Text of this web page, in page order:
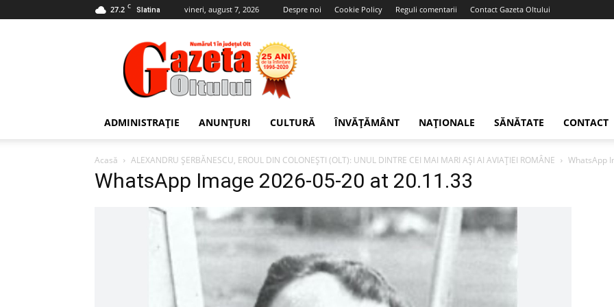
27.2 C Slatina vineri, august 7, 2026 Despre noi Cookie Policy Reguli comentarii Contact Gazeta Oltului
Gazeta
Oltului
ADMINISTRAȚIE ANUNȚURI CULTURĂ ÎNVĂȚĂMÂNT NAȚIONALE SĂNĂTATE CONTACT
Acasă ALEXANDRU ȘERBĂNESCU, EROUL DIN COLONEȘTI (OLT): UNUL DINTRE CEI MAI MARI AȘI AI AVIAȚIEI ROMÂNE WhatsApp
WhatsApp Image 2026-05-20 at 20.11.33